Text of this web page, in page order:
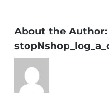
About the Author: